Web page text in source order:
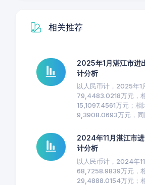
相关推荐
2025年1月湛江市进
计分析
以人民币计，2025年1
79,4483.0218万元，
15,1097.4561万元；相
9,3908.0693万元，同
2024年11月湛江市
计分析
以人民币计，2024年
68,7258.9839万元，
29,4888.0154万元；